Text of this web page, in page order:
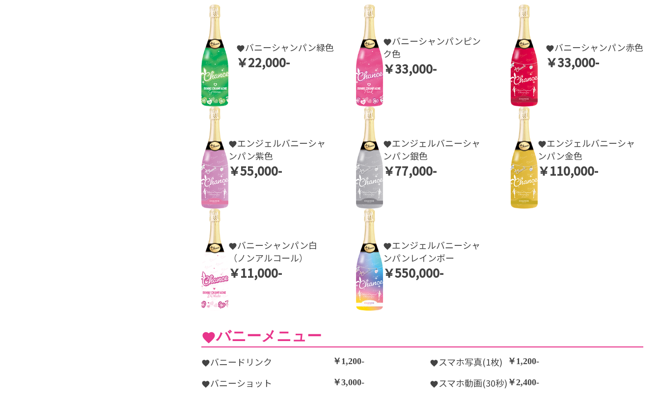
バニーシャンパン緑色
￥22,000-
バニーシャンパンピン
ク色
￥33,000-
バニーシャンパン赤色
￥33,000-
エンジェルバニーシャ
ンパン紫色
￥55,000-
エンジェルバニーシャ
ンパン銀色
￥77,000-
エンジェルバニーシャ
ンパン金色
￥110,000-
バニーシャンパン白
（ノンアルコール）
￥11,000-
エンジェルバニーシャ
ンパンレインボー
￥550,000-
バニーメニュー
バニードリンク ￥1,200-
バニーショット ￥3,000-
スマホ写真(1枚) ￥1,200-
スマホ動画(30秒) ￥2,400-